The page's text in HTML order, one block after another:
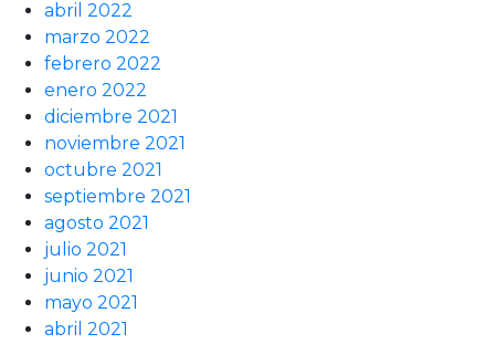
abril 2022
marzo 2022
febrero 2022
enero 2022
diciembre 2021
noviembre 2021
octubre 2021
septiembre 2021
agosto 2021
julio 2021
junio 2021
mayo 2021
abril 2021